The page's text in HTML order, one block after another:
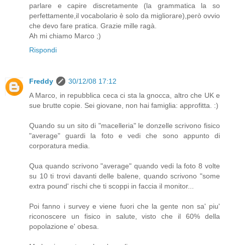
parlare e capire discretamente (la grammatica la so
perfettamente,il vocabolario è solo da migliorare),però ovvio
che devo fare pratica. Grazie mille ragà.
Ah mi chiamo Marco ;)
Rispondi
Freddy
30/12/08 17:12
A Marco, in repubblica ceca ci sta la gnocca, altro che UK e
sue brutte copie. Sei giovane, non hai famiglia: approfitta. :)
Quando su un sito di "macelleria" le donzelle scrivono fisico
"average" guardi la foto e vedi che sono appunto di
corporatura media.
Qua quando scrivono "average" quando vedi la foto 8 volte
su 10 ti trovi davanti delle balene, quando scrivono "some
extra pound' rischi che ti scoppi in faccia il monitor...
Poi fanno i survey e viene fuori che la gente non sa' piu'
riconoscere un fisico in salute, visto che il 60% della
popolazione e' obesa.